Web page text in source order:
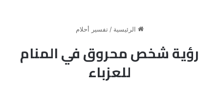
الرئيسية / تفسير أحلام
رؤية شخص محروق في المنام
للعزباء